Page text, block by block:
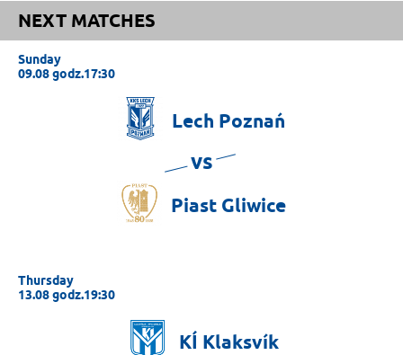
NEXT MATCHES
Sunday
09.08 godz.17:30
Lech Poznań
vs
Piast Gliwice
Thursday
13.08 godz.19:30
KÍ Klaksvík